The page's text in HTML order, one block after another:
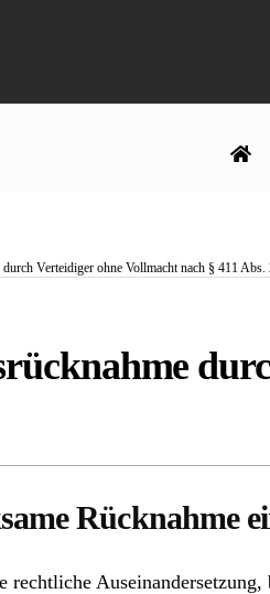
Verteidiger ohne Vollmacht nach § 411 Abs.
Rücknahme